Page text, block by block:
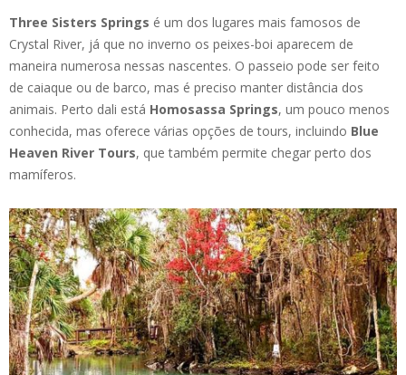
Three Sisters Springs é um dos lugares mais famosos de
Crystal River, já que no inverno os peixes-boi aparecem de
maneira numerosa nessas nascentes. O passeio pode ser feito
de caiaque ou de barco, mas é preciso manter distância dos
animais. Perto dali está Homosassa Springs, um pouco menos
conhecida, mas oferece várias opções de tours, incluindo Blue
Heaven River Tours, que também permite chegar perto dos
mamíferos.